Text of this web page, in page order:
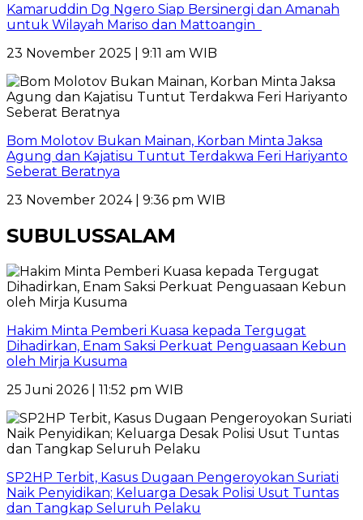
Kamaruddin Dg Ngero Siap Bersinergi dan Amanah
untuk Wilayah Mariso dan Mattoangin
23 November 2025 | 9:11 am WIB
Bom Molotov Bukan Mainan, Korban Minta Jaksa
Agung dan Kajatisu Tuntut Terdakwa Feri Hariyanto
Seberat Beratnya
23 November 2024 | 9:36 pm WIB
SUBULUSSALAM
Hakim Minta Pemberi Kuasa kepada Tergugat
Dihadirkan, Enam Saksi Perkuat Penguasaan Kebun
oleh Mirja Kusuma
25 Juni 2026 | 11:52 pm WIB
SP2HP Terbit, Kasus Dugaan Pengeroyokan Suriati
Naik Penyidikan; Keluarga Desak Polisi Usut Tuntas
dan Tangkap Seluruh Pelaku